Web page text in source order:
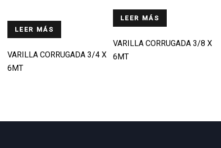
LEER MÁS
VARILLA CORRUGADA 3/4 X
6MT
LEER MÁS
VARILLA CORRUGADA 3/8 X
6MT